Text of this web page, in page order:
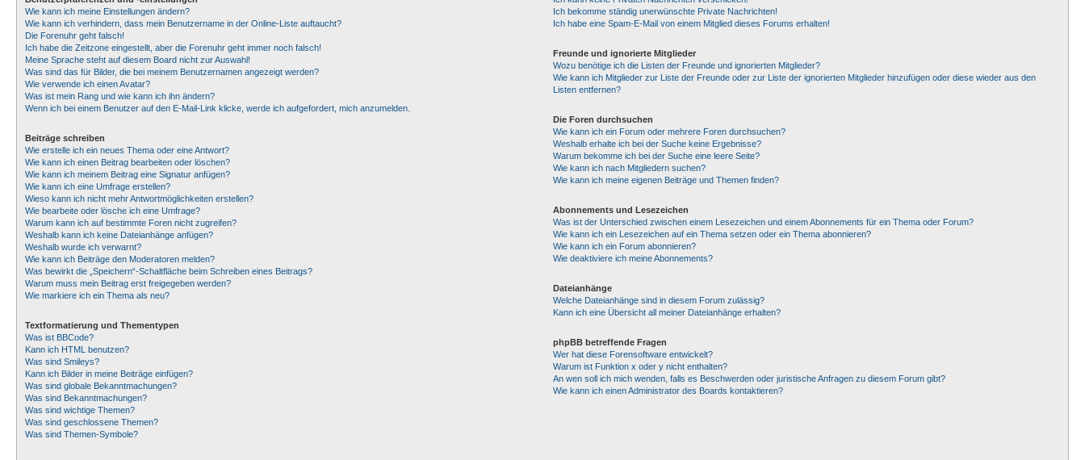
Wie kann ich meine Einstellungen ändern?
Wie kann ich verhindern, dass mein Benutzername in der Online-Liste auftaucht?
Die Forenuhr geht falsch!
Ich habe die Zeitzone eingestellt, aber die Forenuhr geht immer noch falsch!
Meine Sprache steht auf diesem Board nicht zur Auswahl!
Was sind das für Bilder, die bei meinem Benutzernamen angezeigt werden?
Wie verwende ich einen Avatar?
Was ist mein Rang und wie kann ich ihn ändern?
Wenn ich bei einem Benutzer auf den E-Mail-Link klicke, werde ich aufgefordert, mich anzumelden.
Beiträge schreiben
Wie erstelle ich ein neues Thema oder eine Antwort?
Wie kann ich einen Beitrag bearbeiten oder löschen?
Wie kann ich meinem Beitrag eine Signatur anfügen?
Wie kann ich eine Umfrage erstellen?
Wieso kann ich nicht mehr Antwortmöglichkeiten erstellen?
Wie bearbeite oder lösche ich eine Umfrage?
Warum kann ich auf bestimmte Foren nicht zugreifen?
Weshalb kann ich keine Dateianhänge anfügen?
Weshalb wurde ich verwarnt?
Wie kann ich Beiträge den Moderatoren melden?
Was bewirkt die „Speichern“-Schaltfläche beim Schreiben eines Beitrags?
Warum muss mein Beitrag erst freigegeben werden?
Wie markiere ich ein Thema als neu?
Textformatierung und Thementypen
Was ist BBCode?
Kann ich HTML benutzen?
Was sind Smileys?
Kann ich Bilder in meine Beiträge einfügen?
Was sind globale Bekanntmachungen?
Was sind Bekanntmachungen?
Was sind wichtige Themen?
Was sind geschlossene Themen?
Was sind Themen-Symbole?
Ich bekomme ständig unerwünschte Private Nachrichten!
Ich habe eine Spam-E-Mail von einem Mitglied dieses Forums erhalten!
Freunde und ignorierte Mitglieder
Wozu benötige ich die Listen der Freunde und ignorierten Mitglieder?
Wie kann ich Mitglieder zur Liste der Freunde oder zur Liste der ignorierten Mitglieder hinzufügen oder diese wieder aus den
Listen entfernen?
Die Foren durchsuchen
Wie kann ich ein Forum oder mehrere Foren durchsuchen?
Weshalb erhalte ich bei der Suche keine Ergebnisse?
Warum bekomme ich bei der Suche eine leere Seite?
Wie kann ich nach Mitgliedern suchen?
Wie kann ich meine eigenen Beiträge und Themen finden?
Abonnements und Lesezeichen
Was ist der Unterschied zwischen einem Lesezeichen und einem Abonnements für ein Thema oder Forum?
Wie kann ich ein Lesezeichen auf ein Thema setzen oder ein Thema abonnieren?
Wie kann ich ein Forum abonnieren?
Wie deaktiviere ich meine Abonnements?
Dateianhänge
Welche Dateianhänge sind in diesem Forum zulässig?
Kann ich eine Übersicht all meiner Dateianhänge erhalten?
phpBB betreffende Fragen
Wer hat diese Forensoftware entwickelt?
Warum ist Funktion x oder y nicht enthalten?
An wen soll ich mich wenden, falls es Beschwerden oder juristische Anfragen zu diesem Forum gibt?
Wie kann ich einen Administrator des Boards kontaktieren?